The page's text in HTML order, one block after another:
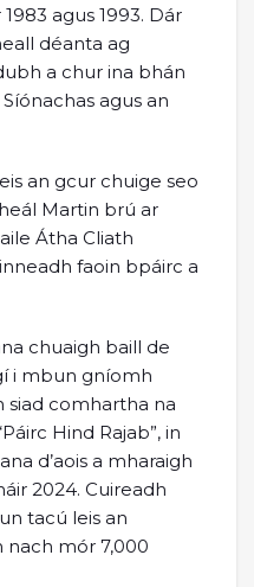
agus 1993. Dár
déanta ag
a chur ina bhán
agus an
an gcur chuige seo
Martin brú ar
Átha Cliath
faoin bpáirc a
chuaigh baill de
i mbun gníomh
siad comhartha na
Hind Rajab”, in
d’aois a mharaigh
2024. Cuireadh
tacú leis an
mór 7,000